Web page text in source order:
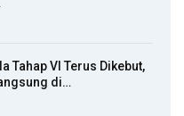
Tahap VI Terus Dikebut,
di…